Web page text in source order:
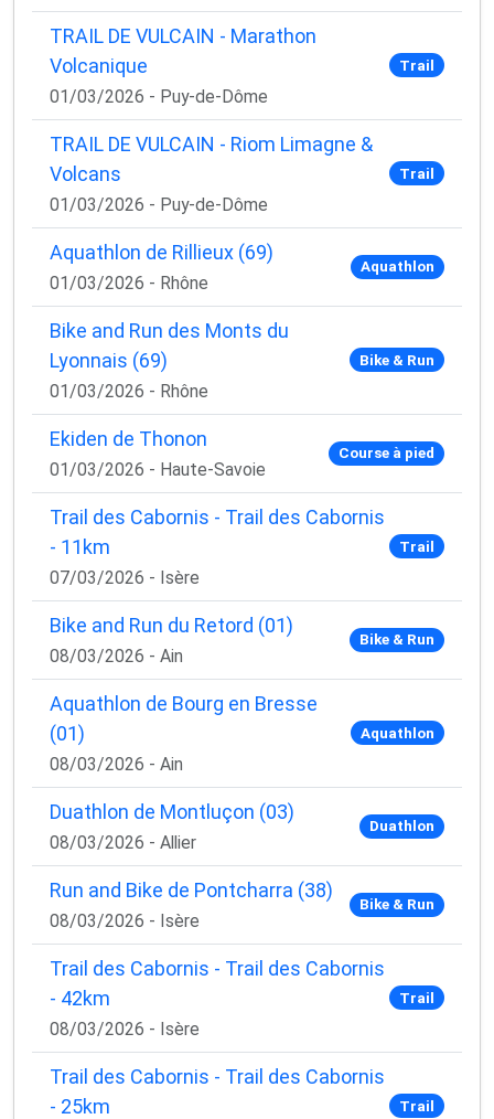
TRAIL DE VULCAIN - Marathon
Volcanique
01/03/2026 - Puy-de-Dôme
Trail
TRAIL DE VULCAIN - Riom Limagne &
Volcans
01/03/2026 - Puy-de-Dôme
Trail
Aquathlon de Rillieux (69)
01/03/2026 - Rhône
Aquathlon
Bike and Run des Monts du
Lyonnais (69)
01/03/2026 - Rhône
Bike & Run
Ekiden de Thonon
01/03/2026 - Haute-Savoie
Course à pied
Trail des Cabornis - Trail des Cabornis
- 11km
07/03/2026 - Isère
Trail
Bike and Run du Retord (01)
08/03/2026 - Ain
Bike & Run
Aquathlon de Bourg en Bresse
(01)
08/03/2026 - Ain
Aquathlon
Duathlon de Montluçon (03)
08/03/2026 - Allier
Duathlon
Run and Bike de Pontcharra (38)
08/03/2026 - Isère
Bike & Run
Trail des Cabornis - Trail des Cabornis
- 42km
08/03/2026 - Isère
Trail
Trail des Cabornis - Trail des Cabornis
- 25km
Trail